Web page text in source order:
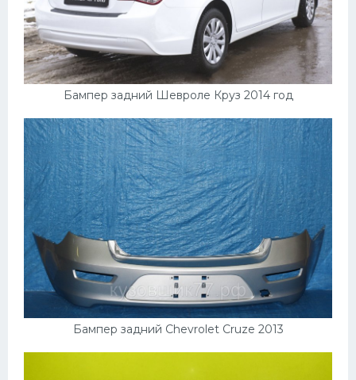
Бампер задний Шевроле Круз 2014 год
Бампер задний Chevrolet Cruze 2013
Хонда
Грузовики
Шевроле
Кадиллак
Автокемпер
Феррари
Поезда
Мотоциклы
Ямаха